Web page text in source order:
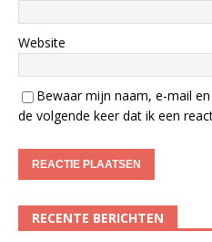
Website
Bewaar mijn naam, e-mail
de volgende keer dat ik een
RECENTE BERICHTEN